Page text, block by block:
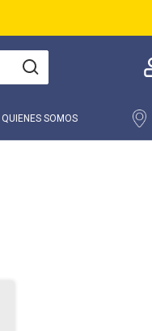
QUIENES SOMOS